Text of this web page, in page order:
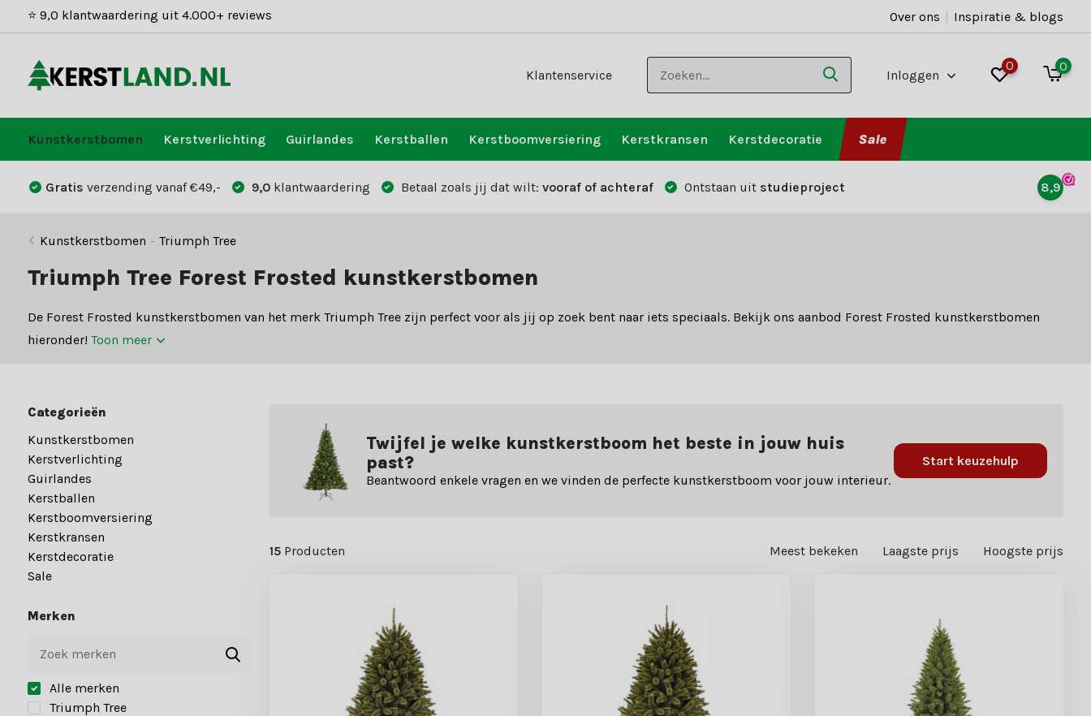
⭐ 9,0 klantwaardering uit 4.000+ reviews Over ons | Inspiratie & blogs
Klantenservice Inloggen
0 0
Kunstkerstbomen Kerstverlichting Guirlandes Kerstballen Kerstboomversiering Kerstkransen Kerstdecoratie Sale
Gratis verzending vanaf €49,- 9,0 klantwaardering Betaal zoals jij dat wilt: vooraf of achteraf Ontstaan uit studieproject 8,9
Kunstkerstbomen - Triumph Tree
Triumph Tree Forest Frosted kunstkerstbomen
De Forest Frosted kunstkerstbomen van het merk Triumph Tree zijn perfect voor als jij op zoek bent naar iets speciaals. Bekijk ons aanbod Forest Frosted kunstkerstbomen
hieronder! Toon meer
Categorieën
Kunstkerstbomen
Kerstverlichting
Guirlandes
Kerstballen
Kerstboomversiering
Kerstkransen
Kerstdecoratie
Sale
Merken
Alle merken
Triumph Tree
Twijfel je welke kunstkerstboom het beste in jouw huis
past?
Beantwoord enkele vragen en we vinden de perfecte kunstkerstboom voor jouw interieur.
Start keuzehulp
15Producten Meest bekeken Laagste prijs Hoogste prijs